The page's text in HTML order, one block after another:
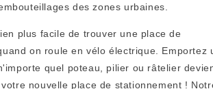
des zones urbaines.
plus facile de trouver une place de
on roule en vélo électrique. Emportez
quel poteau, pilier ou râtelier
nouvelle place de stationnement !